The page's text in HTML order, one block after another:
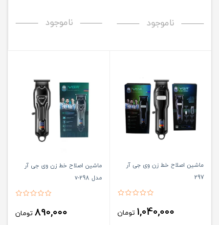
ناموجود ناموجود
ماشین اصلاح خط زن وی جی آر
297
1,040,000 تومان
ماشین اصلاح خط زن وی جی آر
مدل v-298
890,000 تومان